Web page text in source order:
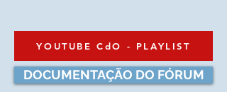
YOUTUBE CdO - PLAYLIST
DOCUMENTAÇÃO DO FÓRUM